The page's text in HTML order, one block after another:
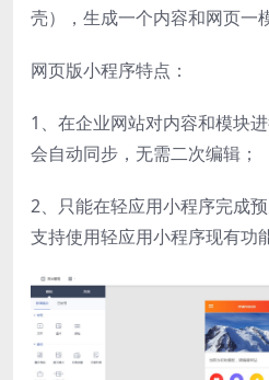
壳），生成一个内容和网页一
网页版小程序特点：
1、在企业网站对内容和模块
会自动同步，无需二次编辑；
2、只能在轻应用小程序完成
支持使用轻应用小程序现有功